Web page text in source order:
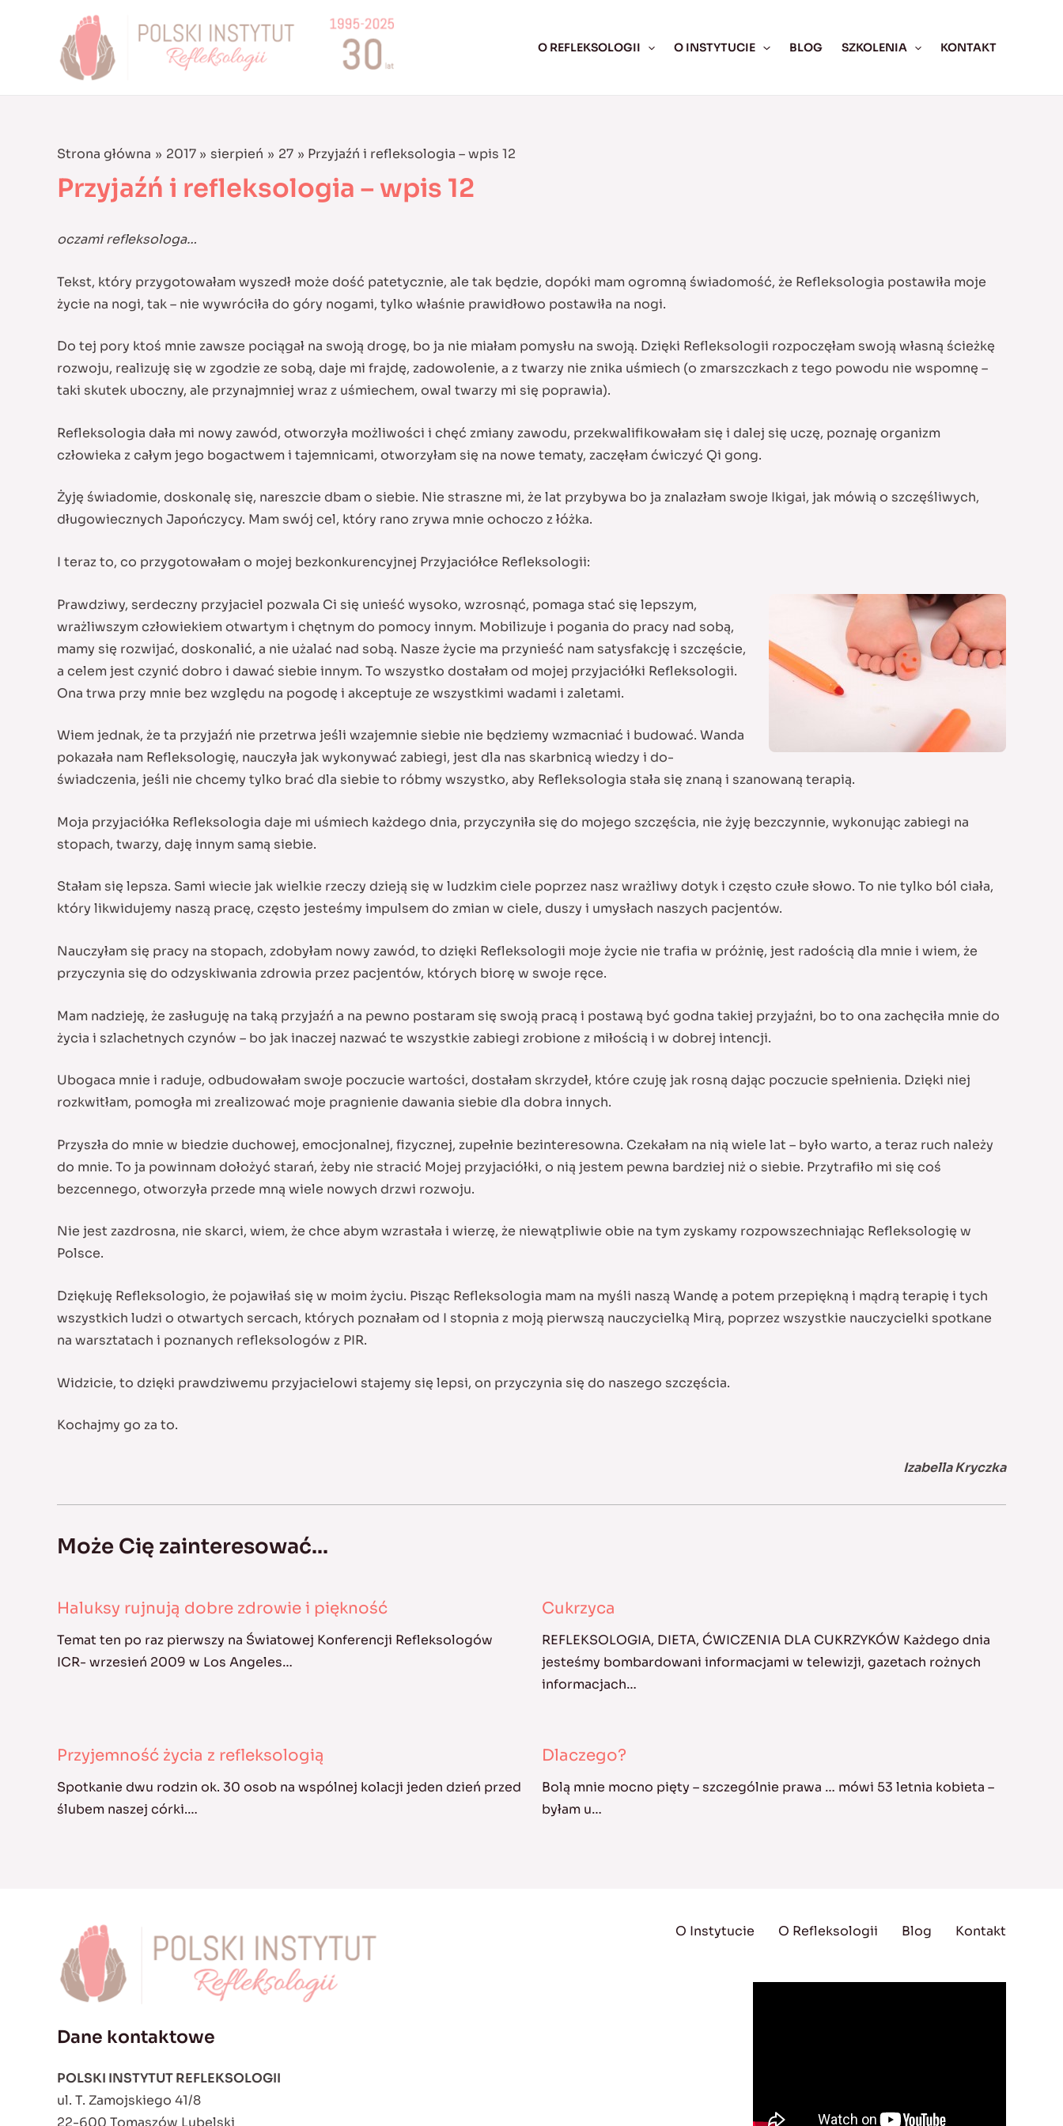
O REFLEKSOLOGII O INSTYTUCIE BLOG SZKOLENIA KONTAKT
Strona główna 2017 sierpień 27 Przyjaźń i refleksologia – wpis 12
Przyjaźń i refleksologia – wpis 12
oczami refleksologa…
Tekst, który przygotowałam wyszedł może dość patetycznie, ale tak będzie, dopóki mam ogromną świadomość, że Refleksologia postawiła moje
życie na nogi, tak – nie wywróciła do góry nogami, tylko właśnie prawidłowo postawiła na nogi.
Do tej pory ktoś mnie zawsze pociągał na swoją drogę, bo ja nie miałam pomysłu na swoją. Dzięki Refleksologii rozpoczęłam swoją własną ścieżkę
rozwoju, realizuję się w zgodzie ze sobą, daje mi frajdę, zadowolenie, a z twarzy nie znika uśmiech (o zmarszczkach z tego powodu nie wspomnę –
taki skutek uboczny, ale przynajmniej wraz z uśmiechem, owal twarzy mi się poprawia).
Refleksologia dała mi nowy zawód, otworzyła możliwości i chęć zmiany zawodu, przekwalifikowałam się i dalej się uczę, poznaję organizm
człowieka z całym jego bogactwem i tajemnicami, otworzyłam się na nowe tematy, zaczęłam ćwiczyć Qi gong.
Żyję świadomie, doskonalę się, nareszcie dbam o siebie. Nie straszne mi, że lat przybywa bo ja znalazłam swoje Ikigai, jak mówią o szczęśliwych,
długowiecznych Japończycy. Mam swój cel, który rano zrywa mnie ochoczo z łóżka.
I teraz to, co przygotowałam o mojej bezkonkurencyjnej Przyjaciółce Refleksologii:
Prawdziwy, serdeczny przyjaciel pozwala Ci się unieść wysoko, wzrosnąć, pomaga stać się lepszym,
wrażliwszym człowiekiem otwartym i chętnym do pomocy innym. Mobilizuje i pogania do pracy nad sobą,
mamy się rozwijać, doskonalić, a nie użalać nad sobą. Nasze życie ma przynieść nam satysfakcję i szczęście,
a celem jest czynić dobro i dawać siebie innym. To wszystko dostałam od mojej przyjaciółki Refleksologii.
Ona trwa przy mnie bez względu na pogodę i akceptuje ze wszystkimi wadami i zaletami.
Wiem jednak, że ta przyjaźń nie przetrwa jeśli wzajemnie siebie nie będziemy wzmacniać i budować. Wanda
pokazała nam Refleksologię, nauczyła jak wykonywać zabiegi, jest dla nas skarbnicą wiedzy i do-
świadczenia, jeśli nie chcemy tylko brać dla siebie to róbmy wszystko, aby Refleksologia stała się znaną i szanowaną terapią.
Moja przyjaciółka Refleksologia daje mi uśmiech każdego dnia, przyczyniła się do mojego szczęścia, nie żyję bezczynnie, wykonując zabiegi na
stopach, twarzy, daję innym samą siebie.
Stałam się lepsza. Sami wiecie jak wielkie rzeczy dzieją się w ludzkim ciele poprzez nasz wrażliwy dotyk i często czułe słowo. To nie tylko ból ciała,
który likwidujemy naszą pracę, często jesteśmy impulsem do zmian w ciele, duszy i umysłach naszych pacjentów.
Nauczyłam się pracy na stopach, zdobyłam nowy zawód, to dzięki Refleksologii moje życie nie trafia w próżnię, jest radością dla mnie i wiem, że
przyczynia się do odzyskiwania zdrowia przez pacjentów, których biorę w swoje ręce.
Mam nadzieję, że zasługuję na taką przyjaźń a na pewno postaram się swoją pracą i postawą być godna takiej przyjaźni, bo to ona zachęciła mnie do
życia i szlachetnych czynów – bo jak inaczej nazwać te wszystkie zabiegi zrobione z miłością i w dobrej intencji.
Ubogaca mnie i raduje, odbudowałam swoje poczucie wartości, dostałam skrzydeł, które czuję jak rosną dając poczucie spełnienia. Dzięki niej
rozkwitłam, pomogła mi zrealizować moje pragnienie dawania siebie dla dobra innych.
Przyszła do mnie w biedzie duchowej, emocjonalnej, fizycznej, zupełnie bezinteresowna. Czekałam na nią wiele lat – było warto, a teraz ruch należy
do mnie. To ja powinnam dołożyć starań, żeby nie stracić Mojej przyjaciółki, o nią jestem pewna bardziej niż o siebie. Przytrafiło mi się coś
bezcennego, otworzyła przede mną wiele nowych drzwi rozwoju.
Nie jest zazdrosna, nie skarci, wiem, że chce abym wzrastała i wierzę, że niewątpliwie obie na tym zyskamy rozpowszechniając Refleksologię w
Polsce.
Dziękuję Refleksologio, że pojawiłaś się w moim życiu. Pisząc Refleksologia mam na myśli naszą Wandę a potem przepiękną i mądrą terapię i tych
wszystkich ludzi o otwartych sercach, których poznałam od I stopnia z moją pierwszą nauczycielką Mirą, poprzez wszystkie nauczycielki spotkane
na warsztatach i poznanych refleksologów z PIR.
Widzicie, to dzięki prawdziwemu przyjacielowi stajemy się lepsi, on przyczynia się do naszego szczęścia.
Kochajmy go za to.
Izabella Kryczka
Może Cię zainteresować...
Haluksy rujnują dobre zdrowie i piękność
Temat ten po raz pierwszy na Światowej Konferencji Refleksologów
ICR- wrzesień 2009 w Los Angeles…
Cukrzyca
REFLEKSOLOGIA, DIETA, ĆWICZENIA DLA CUKRZYKÓW Każdego dnia
jesteśmy bombardowani informacjami w telewizji, gazetach rożnych
informacjach…
Przyjemność życia z refleksologią
Spotkanie dwu rodzin ok. 30 osob na wspólnej kolacji jeden dzień przed
ślubem naszej córki.…
Dlaczego?
Bolą mnie mocno pięty – szczególnie prawa … mówi 53 letnia kobieta –
byłam u…
Dane kontaktowe
POLSKI INSTYTUT REFLEKSOLOGII
ul. T. Zamojskiego 41/8
22-600 Tomaszów Lubelski
O Instytucie O Refleksologii Blog Kontakt